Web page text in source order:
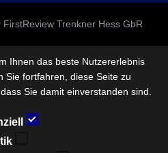
Trenkner Hess GbR
Ihnen das beste Nutzererlebnis
Sie fortfahren, diese Seite zu
Sie damit einverstanden sind.